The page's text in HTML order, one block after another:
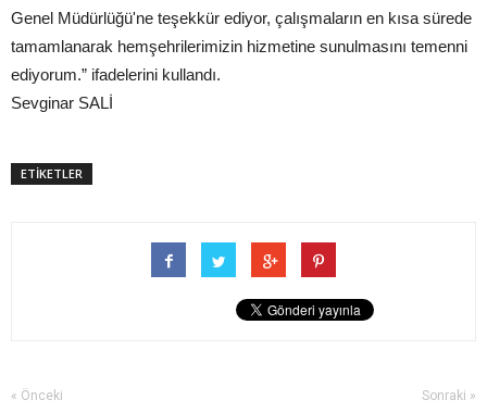
Genel Müdürlüğü'ne teşekkür ediyor, çalışmaların en kısa sürede
tamamlanarak hemşehrilerimizin hizmetine sunulmasını temenni
ediyorum.” ifadelerini kullandı.
Sevginar SALİ
ETİKETLER
« Önceki Sonraki »